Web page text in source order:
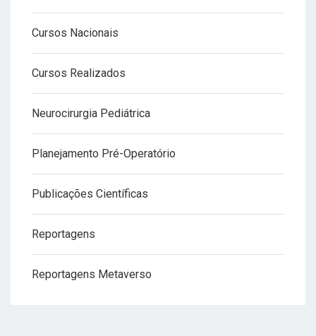
Cursos Nacionais
Cursos Realizados
Neurocirurgia Pediátrica
Planejamento Pré-Operatório
Publicações Científicas
Reportagens
Reportagens Metaverso